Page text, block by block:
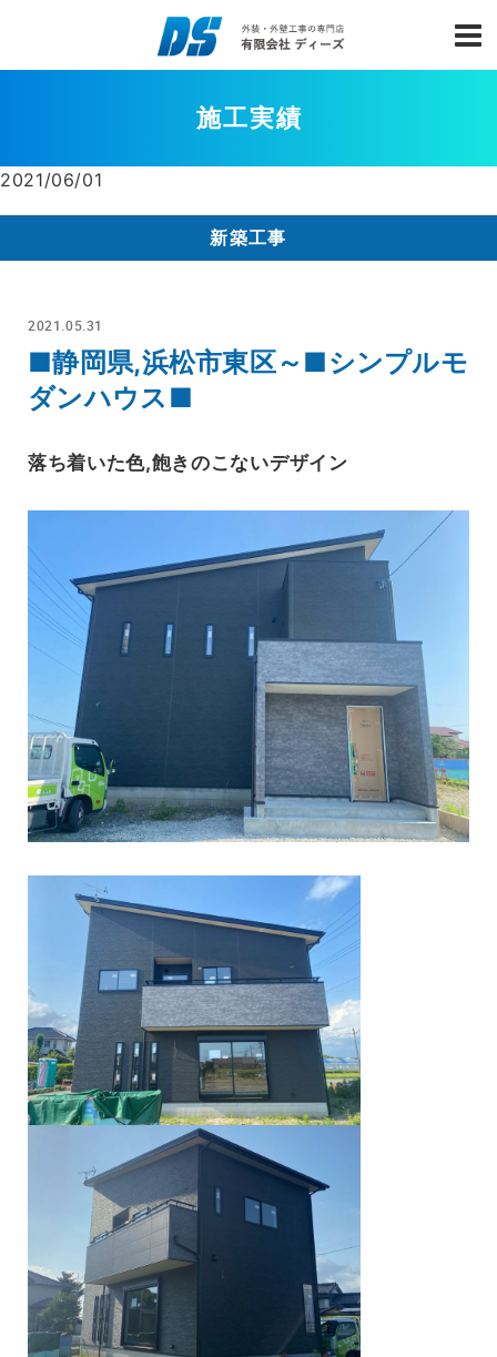
施工実績
2021/06/01
新築工事
2021.05.31
■静岡県,浜松市東区～■シンプルモ
ダンハウス■
落ち着いた色,飽きのこないデザイン